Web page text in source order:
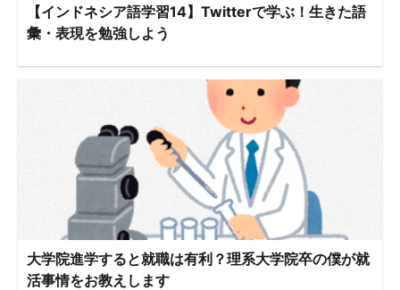
【インドネシア語学習14】Twitterで学ぶ！生きた語
彙・表現を勉強しよう
大学院進学すると就職は有利？理系大学院卒の僕が就
活事情をお教えします